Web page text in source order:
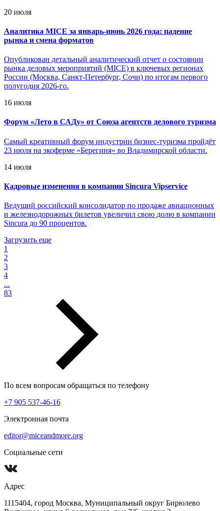
20 июля
Аналитика MICE за январь-июнь 2026 года: падение
рынка и смена форматов
Опубликован детальный аналитический отчет о состоянии
рынка деловых мероприятий (MICE) в ключевых регионах
России (Москва, Санкт-Петербург, Сочи) по итогам первого
полугодия 2026-го.
16 июля
Форум «Лето в САДу» от Союза агентств делового туризма
Самый креативный форум индустрии бизнес-туризма пройдёт
23 июля на экоферме «Берегиня» во Владимирской области.
14 июля
Кадровые изменения в компании Sincura Vipservice
Ведущий российский консолидатор по продаже авиационных
и железнодорожных билетов увеличил свою долю в компании
Sincura до 90 процентов.
Загрузить еще
1
2
3
4
...
83
По всем вопросам обращаться по телефону
+7 905 537-46-16
Электронная почта
editor@miceandmore.org
Социальные сети
Адрес
1115404, город Москва, Муниципальный округ Бирюлево